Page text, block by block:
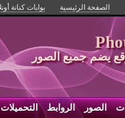
الصفحة الرئيسية بوابات كنانة
يضم جميع الصور
الصور الروابط التحميلات